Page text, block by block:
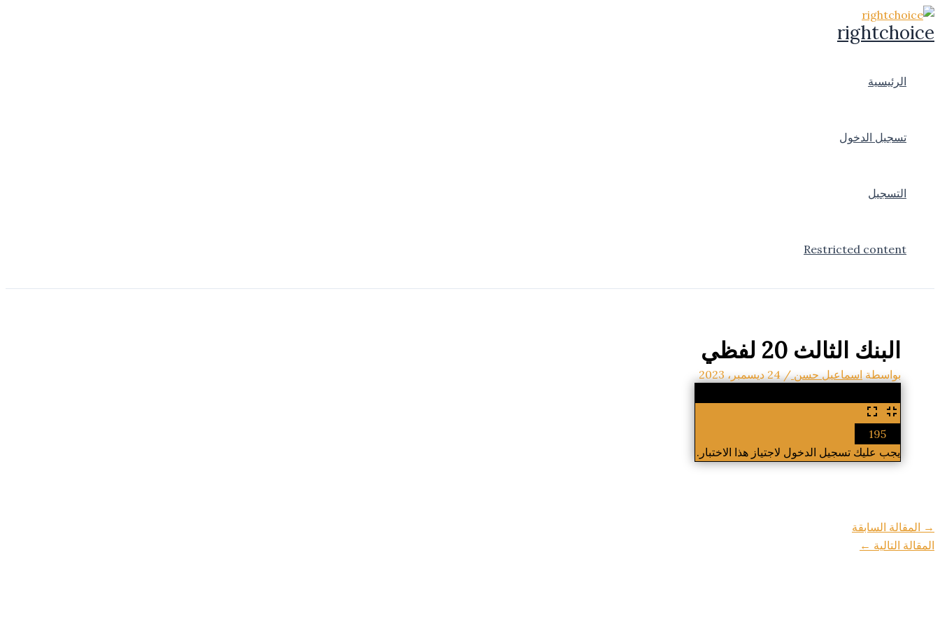
تخطي
إلى
rightchoice
الرئيسية
تسجيل الدخول
التسجيل
Restricted content
البنك الثالث 20 لفظي
بواسطة اسماعيل حسن / 24 ديسمبر، 2023
195
يجب عليك تسجيل الدخول لاجتياز هذا الاختبار.
→ المقالة السابقة
المقالة التالية ←